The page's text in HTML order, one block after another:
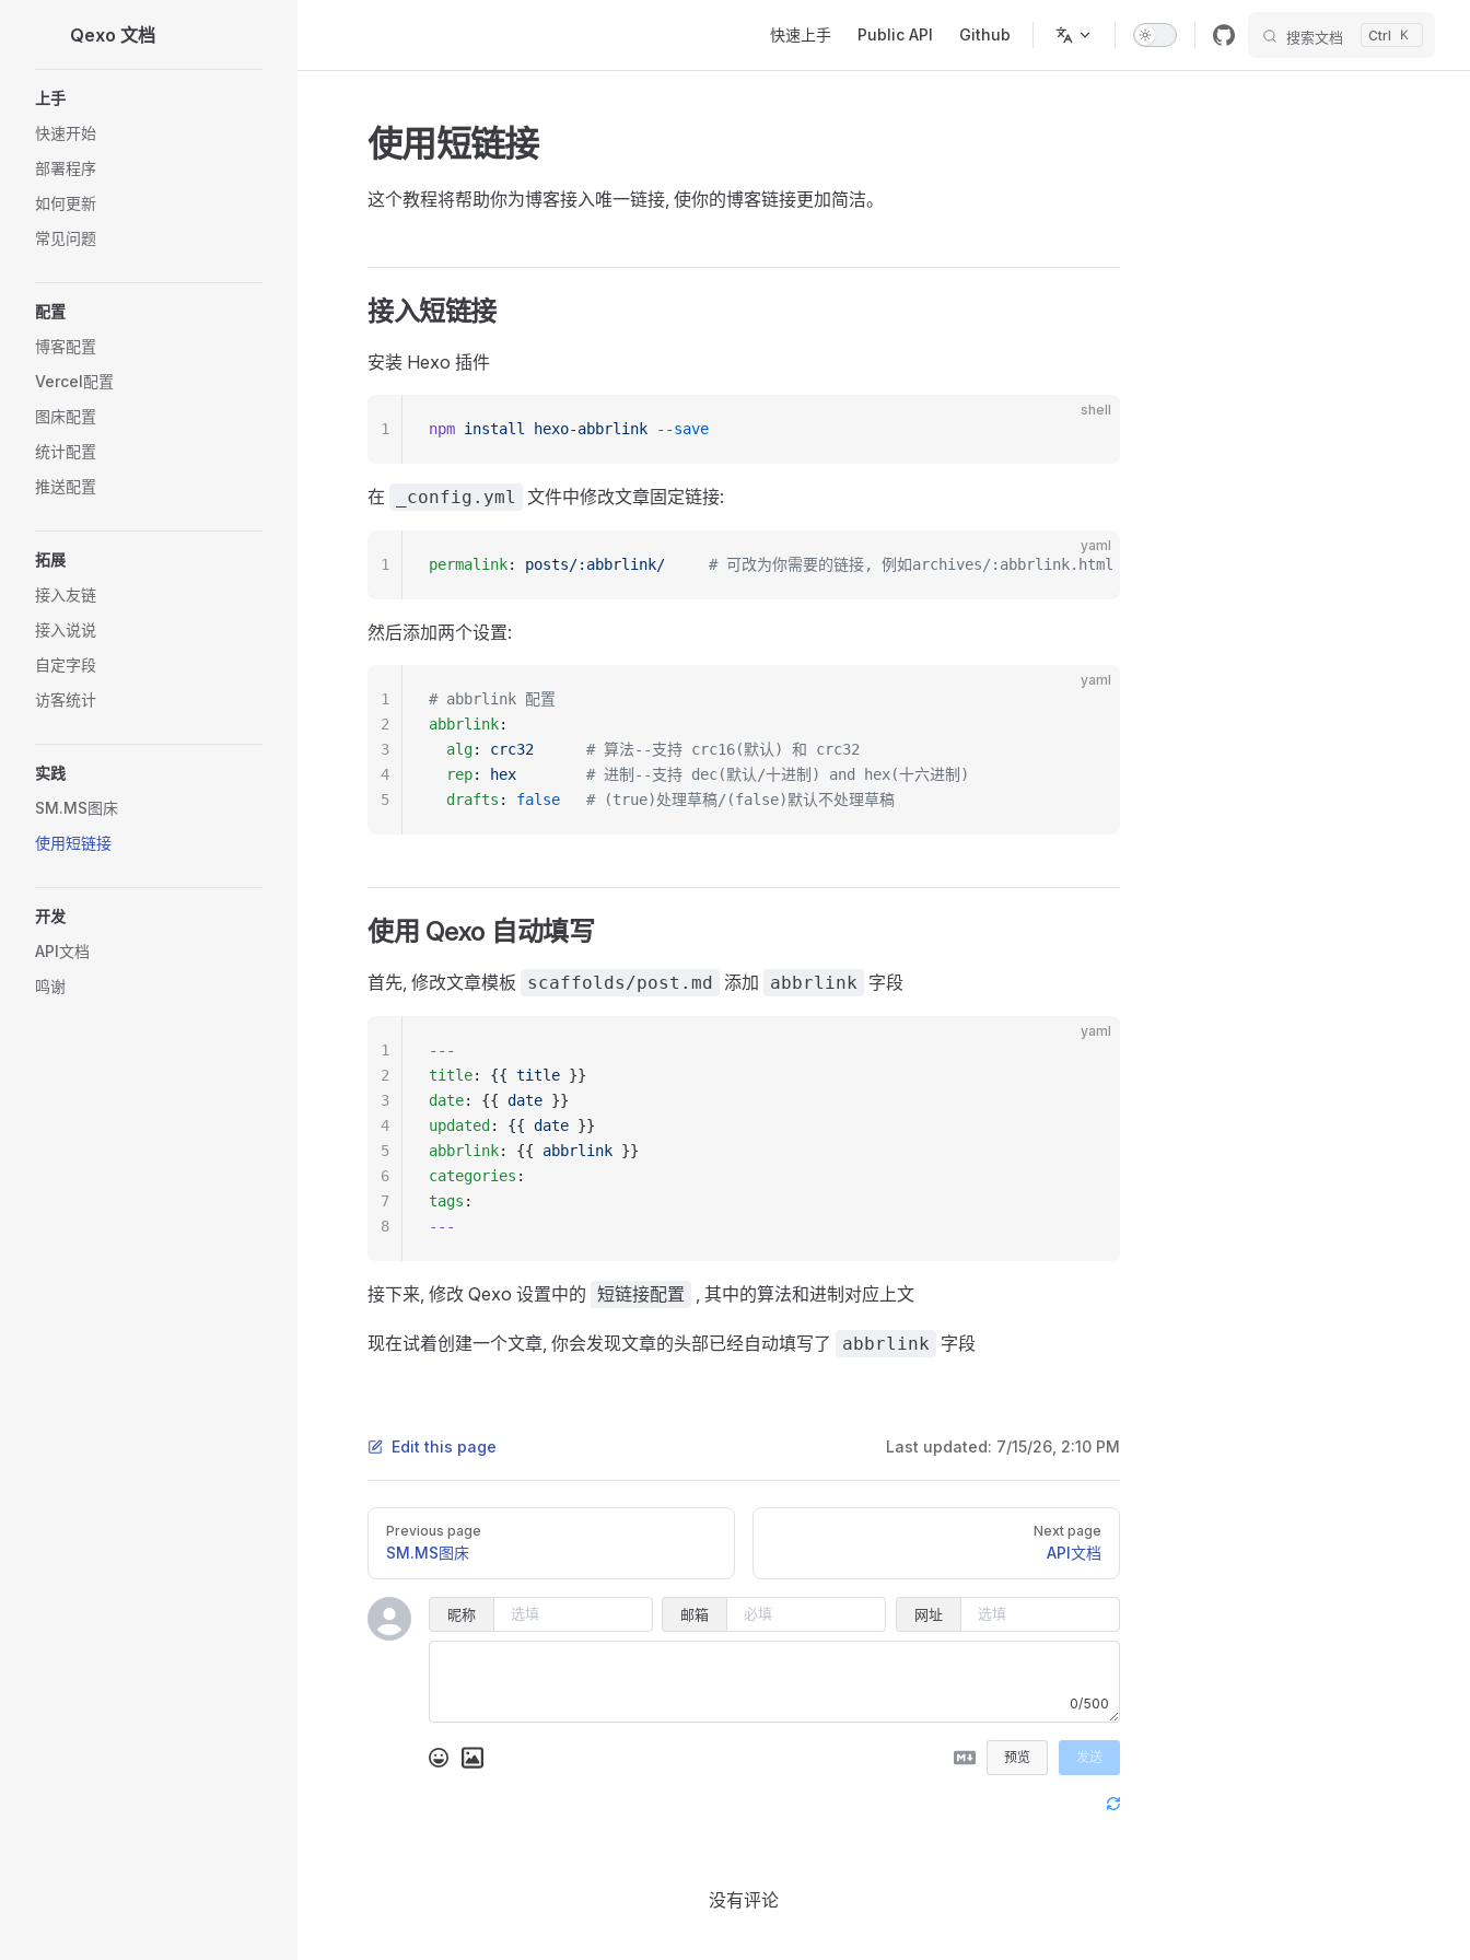
Skip to content
Qexo 文档 快速上手 Public API Github 搜索文档
上手
快速开始
部署程序
如何更新
常见问题
配置
博客配置
Vercel配置
图床配置
统计配置
推送配置
拓展
接入友链
接入说说
自定字段
访客统计
实践
SM.MS图床
使用短链接
开发
API文档
鸣谢
使用短链接
这个教程将帮助你为博客接入唯一链接, 使你的博客链接更加简洁。
接入短链接
安装 Hexo 插件
shell
npm install hexo-abbrlink --save
1
在 _config.yml 文件中修改文章固定链接:
yaml
permalink: posts/:abbrlink/
     # 可改为你需要的链接, 例如archives/:abbrlink.html
1
然后添加两个设置:
yaml
# abbrlink 配置
abbrlink:
  alg
: crc32
      # 算法--支持 crc16(默认) 和 crc32
  rep
: hex
        # 进制--支持 dec(默认/十进制) and hex(十六进制)
  drafts
: false
   # (true)处理草稿/(false)默认不处理草稿
1
2
3
4
5
使用 Qexo 自动填写
首先, 修改文章模板 scaffolds/post.md 添加 abbrlink 字段
yaml
---
title: {{ title }}
date: {{ date }}
updated : {{ date }}
abbrlink: {{ abbrlink }}
categories :
tags :
---
1
2
3
4
5
6
7
8
接下来, 修改 Qexo 设置中的 短链接配置 , 其中的算法和进制对应上文
现在试着创建一个文章, 你会发现文章的头部已经自动填写了 abbrlink 字段
Edit this page Last updated: 7/15/26, 2:10 PM
Pager
Previous page
SM.MS图床
Next page
API文档
昵称 邮箱 网址
0/500
预览 发送
没有评论